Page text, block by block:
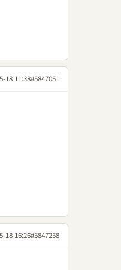
18 11:38#5847051
18 16:26#5847258